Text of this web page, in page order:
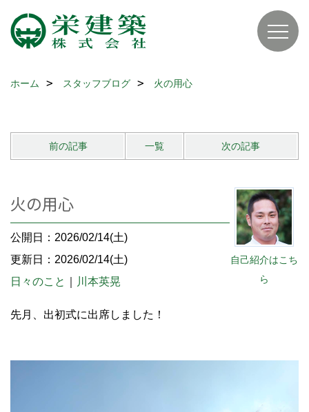
ホーム スタッフブログ 火の用心
前の記事 一覧 次の記事
自己紹介はこち
ら
火の用心
公開日：2026/02/14(土)
更新日：2026/02/14(土)
日々のこと
川本英晃
先月、出初式に出席しました！